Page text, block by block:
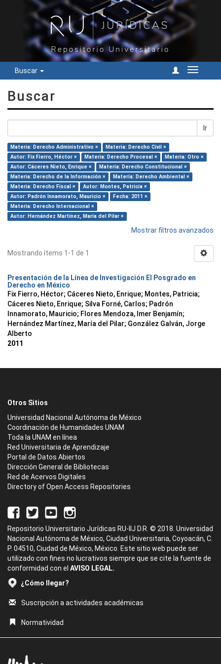
Buscar
Cambiar
Buscar
Ir
Materia: Derecho Administrativo ×
Materia: Derecho Civil ×
Autor: Fix Fierro, Héctor ×
Materia: Derecho Procesal ×
Materia: Otro ×
Autor: Cáceres Nieto, Enrique ×
Materia: Derecho Constitucional ×
Materia: Derecho de la Información ×
Materia: Derecho Ambiental ×
Materia: Derecho Fiscal ×
Autor: Montes, Patricia ×
Autor: Padrón Innamorato, Mauricio ×
Fecha: 2011 ×
Materia: Derecho Internacional ×
Autor: Hernández Martínez, María del Pilar ×
Mostrar filtros avanzados
Mostrando ítems 1-1 de 1
Presentación de la Línea de Investigación El Posgrado en
Derecho en México
Fix Fierro, Héctor; Cáceres Nieto, Enrique; Montes, Patricia;
Cáceres Nieto, Enrique; Silva Forné, Carlos; Padrón
Innamorato, Mauricio; Flores Mendoza, Imer Benjamín;
Hernández Martínez, María del Pilar; González Galván, Jorge
Alberto
2011
Otros Sitios
Universidad Nacional Autónoma de México
Coordinación de Humanidades UNAM
Toda la UNAM en línea
Red Universitaria de Aprendizaje
Portal de Datos Abiertos
Dirección General de Bibliotecas
Red de Acervos Digitales
Directory of Open Access Repositories
Repositorio Universitario Jurídicas RU-IIJ D.R. © 2018. Universidad
Nacional Autónoma de México, Ciudad Universitaria, Coyoacán, C.
P. 04510, Ciudad de México, México. Este sitio web puede ser
utilizado con fines no lucrativos siempre que se cite la fuente de
conformidad con el AVISO LEGAL.
¿Cómo llegar?
Suscripción a actividades académicas
Normatividad